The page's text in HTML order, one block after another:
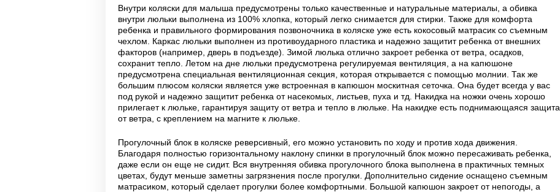
Внутри коляски для малыша предусмотрены только качественные и натуральные материалы, а обивка
внутри люльки выполнена из 100% хлопка, который легко снимается для стирки. Также для комфорта
ребенка и правильного формирования позвоночника в коляске уже есть кокосовый матрасик со съемным
чехлом. Каркас люльки выполнен из противоударного пластика и надежно защитит ребенка от внешних
факторов (например, дверь в подъезде). Зимой люлька отлично закроет ребенка от ветра, осадков,
сохранит тепло. Летом на дне люльки предусмотрена регулируемая вентиляция, а на капюшоне
предусмотрена специальная вентиляционная секция, которая открывается с помощью молнии. Так же
большим плюсом коляски является уже встроенная в капюшон москитная сеточка. Она будет всегда у вас
под рукой и надежно защитит ребенка от насекомых, листьев, пуха и тд. Накидка на ножки очень хорошо
прилегает к люльке, гарантируя защиту от ветра и тепло в люльке. На накидке есть поднимающаяся защита
от ветра, с креплением на магните к люльке.
Прогулочный блок в коляске реверсивный, его можно установить по ходу и против хода движения.
Благодаря полностью горизонтальному наклону спинки в прогулочный блок можно пересаживать ребенка,
даже если он еще не сидит. Вся внутренняя обивка прогулочного блока выполнена в практичных темных
цветах, будут меньше заметны загрязнения после прогулки. Дополнительно сидение оснащено съемным
матрасиком, который сделает прогулки более комфортными. Большой капюшон закроет от непогоды, а